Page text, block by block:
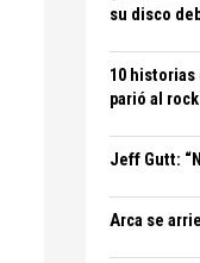
su disco
10 historias
parió al rock
Jeff Gutt:
Arca se